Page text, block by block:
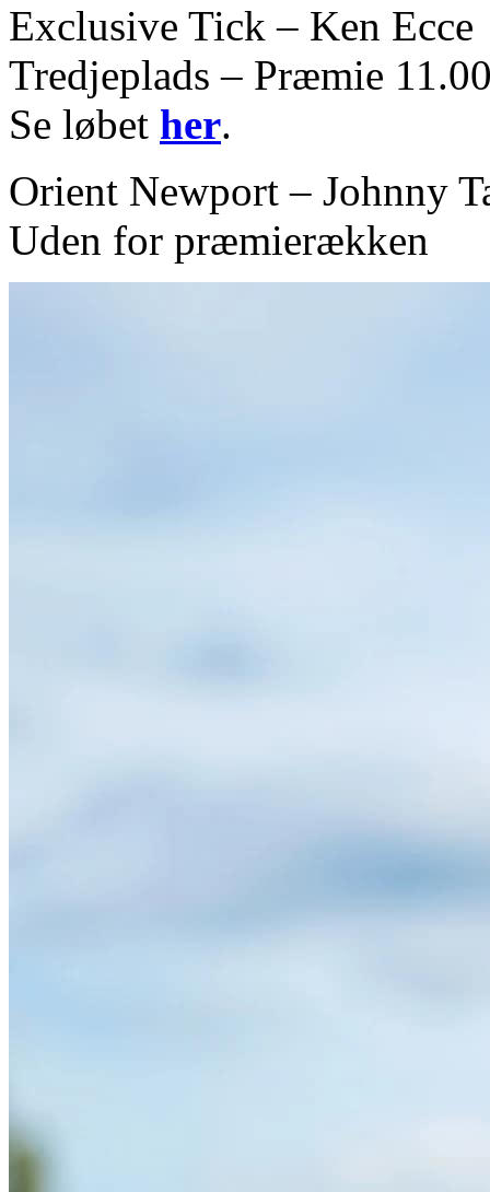
Exclusive Tick – Ken Ecce
Tredjeplads – Præmie
Se løbet her.
Orient Newport – Johnny
Uden for præmierækken